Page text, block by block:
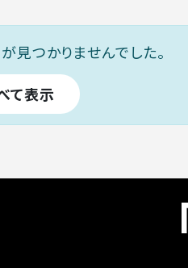
見つかりませんでした。
て表示